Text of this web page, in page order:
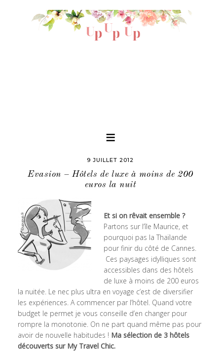
9 JUILLET 2012
Evasion – Hôtels de luxe à moins de 200
euros la nuit
Et si on rêvait ensemble ?
Partons sur l’île Maurice, et
pourquoi pas la Thaïlande
pour finir du côté de Cannes.
Ces paysages idylliques sont
accessibles dans des hôtels
de luxe à moins de 200 euros
la nuitée. Le nec plus ultra en voyage c’est de diversifier
les expériences. A commencer par l’hôtel. Quand votre
budget le permet je vous conseille d’en changer pour
rompre la monotonie. On ne part quand même pas pour
avoir de nouvelle habitudes ! Ma sélection de 3 hôtels
découverts sur My Travel Chic.